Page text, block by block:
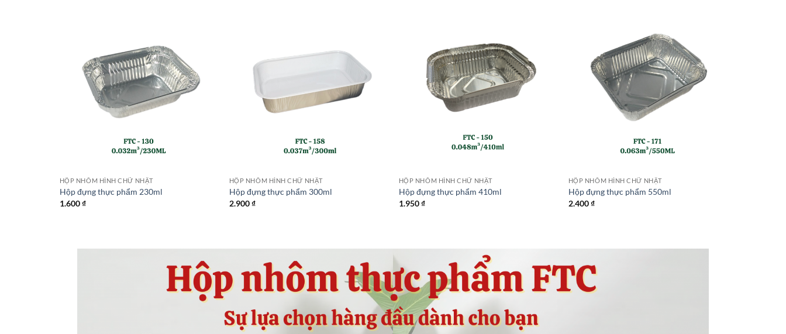
HỘP NHÔM HÌNH CHỮ NHẬT
Hộp đựng thực phẩm 230ml
1.600₫
HỘP NHÔM HÌNH CHỮ NHẬT
Hộp đựng thực phẩm 300ml
2.900₫
HỘP NHÔM HÌNH CHỮ NHẬT
Hộp đựng thực phẩm 410ml
1.950₫
HỘP NHÔM HÌNH CHỮ NHẬT
Hộp đựng thực phẩm 550ml
2.400₫